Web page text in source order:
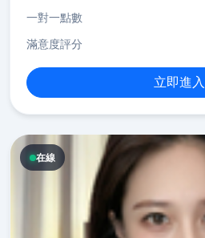
一對一點數
滿意度評分
立即進入
在線